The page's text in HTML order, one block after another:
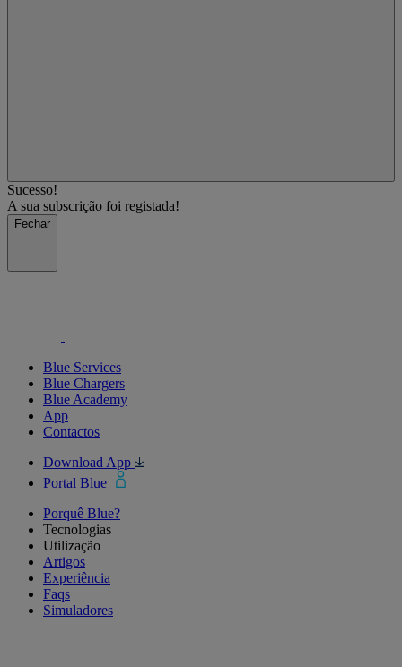
Sucesso!
A sua subscrição foi registada!
Fechar
Blue Services
Blue Chargers
Blue Academy
App
Contactos
Download App
Portal Blue
Porquê Blue?
Tecnologias
Utilização
Artigos
Experiência
Faqs
Simuladores